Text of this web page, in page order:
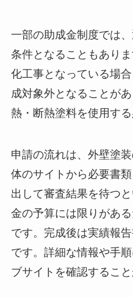
一部の助成金制度では
条件となることもあり
化工事となっている場
成対象外となることが
熱・断熱塗料を使用する
申請の流れは、外壁塗
体のサイトから必要書
出して審査結果を待つ
金の予算には限りがあ
です。完成後は実績報
です。詳細な情報や手
ブサイトを確認すること